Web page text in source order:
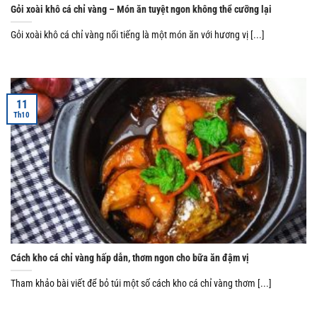
Gỏi xoài khô cá chỉ vàng – Món ăn tuyệt ngon không thể cưỡng lại
Gỏi xoài khô cá chỉ vàng nổi tiếng là một món ăn với hương vị [...]
Cách kho cá chỉ vàng hấp dẫn, thơm ngon cho bữa ăn đậm vị
Tham khảo bài viết để bỏ túi một số cách kho cá chỉ vàng thơm [...]
11
Th10